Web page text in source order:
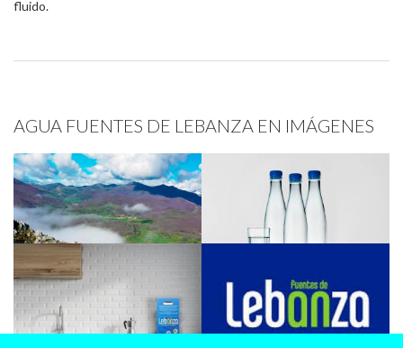
fluido.
AGUA FUENTES DE LEBANZA EN IMÁGENES